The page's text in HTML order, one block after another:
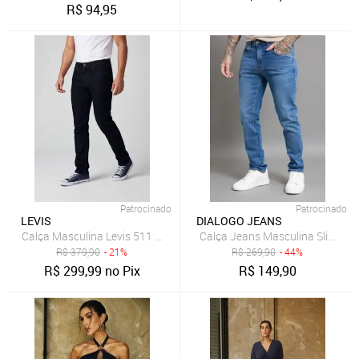
R$94,95
Patrocinado
LEVIS
Calça Masculina Levis 511 Slim Azul
R$379,90 - 21%
R$299,99 no Pix
Patrocinado
DIALOGO JEANS
Calça Jeans Masculina Slim Fit
R$269,90 - 44%
R$ 149,90